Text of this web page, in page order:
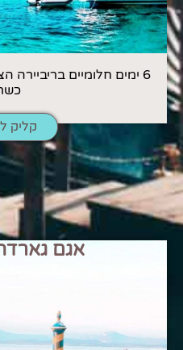
6 ימים חלומיים
קליק
אגם